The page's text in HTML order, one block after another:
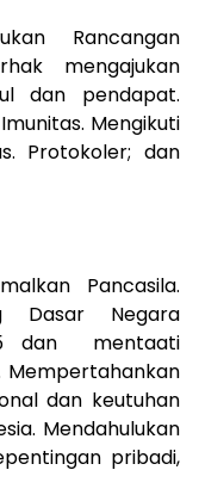
Rancangan
mengajukan
dan pendapat.
Mengikuti
Protokoler; dan
Pancasila.
Dasar Negara
dan mentaati
Mempertahankan
dan keutuhan
Mendahulukan
pribadi,